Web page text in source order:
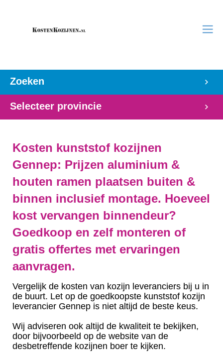
Zoeken
Selecteer provincie
Kosten kunststof kozijnen
Gennep: Prijzen aluminium &
houten ramen plaatsen buiten &
binnen inclusief montage. Hoeveel
kost vervangen binnendeur?
Goedkoop en zelf monteren of
gratis offertes met ervaringen
aanvragen.
Vergelijk de kosten van kozijn leveranciers bij u in
de buurt. Let op de goedkoopste kunststof kozijn
leverancier Gennep is niet altijd de beste keus.
Wij adviseren ook altijd de kwaliteit te bekijken,
door bijvoorbeeld op de website van de
desbetreffende kozijnen boer te kijken.